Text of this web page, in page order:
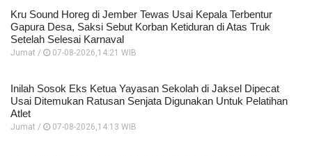
Kru Sound Horeg di Jember Tewas Usai Kepala Terbentur
Gapura Desa, Saksi Sebut Korban Ketiduran di Atas Truk
Setelah Selesai Karnaval
Jumat / 07-08-2026,14:21 WIB
Inilah Sosok Eks Ketua Yayasan Sekolah di Jaksel Dipecat
Usai Ditemukan Ratusan Senjata Digunakan Untuk Pelatihan
Atlet
Jumat / 07-08-2026,14:13 WIB